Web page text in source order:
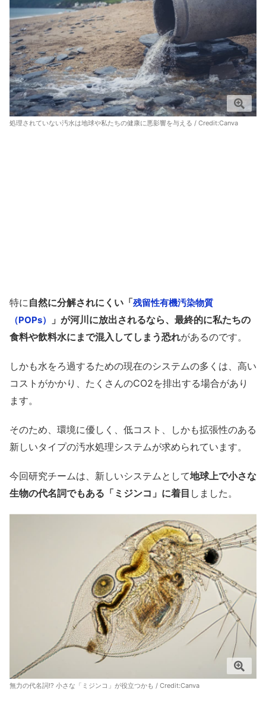
処理されていない汚水は地球や私たちの健康に悪影響を与える / Credit:Canva
特に自然に分解されにくい「残留性有機汚染物質
（POPs）
」が河川に放出されるなら、最終的に私たちの
食料や飲料水にまで混入してしまう恐れがあるのです。
しかも水をろ過するための現在のシステムの多くは、高い
コストがかかり、たくさんのCO2を排出する場合があり
ます。
そのため、環境に優しく、低コスト、しかも拡張性のある
新しいタイプの汚水処理システムが求められています。
今回研究チームは、新しいシステムとして地球上で小さな
生物の代名詞でもある「ミジンコ」に着目 しました。
無力の代名詞!? 小さな「ミジンコ」が役立つかも / Credit:Canva